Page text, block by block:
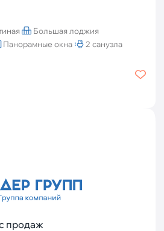
Большая лоджия
Панорамные окна 2 санузла
продаж